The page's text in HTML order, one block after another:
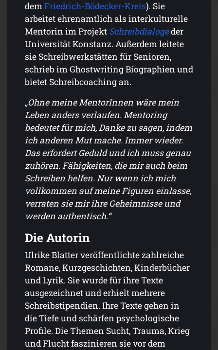
demFriedrich-Bödecker-Kreis). Sie
arbeitet ehrenamtlich als interkulturelle
Mentorin im Projekt Schreibdialogeder
Universität Konstanz. Außerdem leitete
sie Schreibwerkstätten für Senioren,
schrieb im Ghostwriting Biographien und
bietet Schreibcoaching an.
„Ohne meine MentorInnen wäre mein
Leben anders verlaufen. Mentoring
bedeutet für mich, Danke zu sagen, indem
ich anderen Mut mache. Immer wieder.
Das erfordert Geduld und ich muss genau
zuhören. Fähigkeiten, die mir auch beim
Schreiben helfen. Nur wenn ich mich
vollkommen auf meine Figuren einlasse,
verraten sie mir ihre Geheimnisse und
werden authentisch.“
Die Autorin
Ulrike Blatter veröffentlichte zahlreiche
Romane, Kurzgeschichten, Kinderbücher
und Lyrik. Sie wurde für ihre Texte
ausgezeichnet und erhielt mehrere
Schreibstipendien. Ihre Texte gehen in
die Tiefe und schärfen psychologische
Profile. Die Themen Sucht, Trauma, Krieg
und Flucht faszinieren sie vor dem